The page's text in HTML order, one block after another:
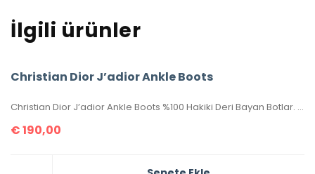
İlgili ürünler
Christian Dior J’adior Ankle Boots
Christian Dior J’adior Ankle Boots %100 Hakiki Deri Bayan Botlar. 36-37-38-39-40 ölçüler mevcuttur. Kutulu, sertifikalıdır.
€190,00